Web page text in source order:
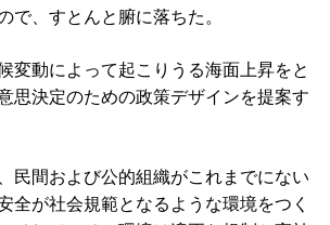
で、すとんと腑に落ちた。
変動によって起こりうる海面上昇をと
思決定のための政策デザインを提案す
民間および公的組織がこれまでにない
全が社会規範となるような環境をつく